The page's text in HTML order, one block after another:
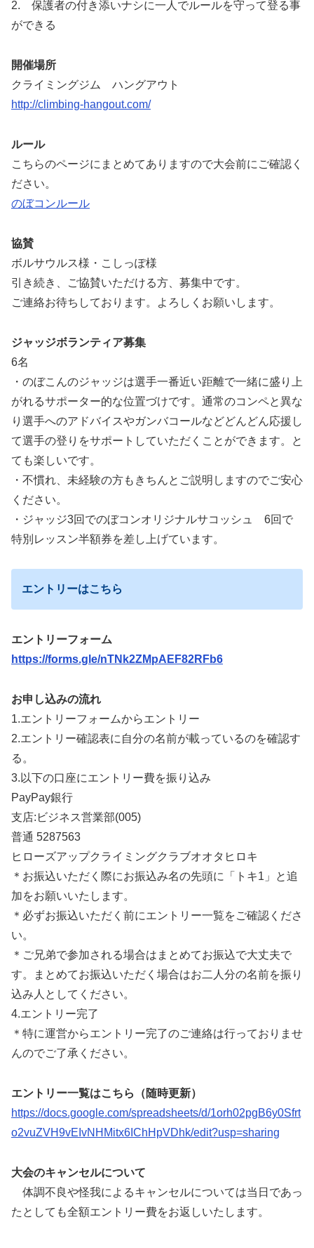
2. 保護者の付き添いナシに一人でルールを守って登る事
ができる
開催場所
クライミングジム ハングアウト
http://climbing-hangout.com/
ルール
こちらのページにまとめてありますので大会前にご確認く
ださい。
のぼコンルール
協賛
ボルサウルス様・こしっぽ様
引き続き、ご協賛いただける方、募集中です。
ご連絡お待ちしております。よろしくお願いします。
ジャッジボランティア募集
6名
・のぼこんのジャッジは選手一番近い距離で一緒に盛り上
がれるサポーター的な位置づけです。通常のコンペと異な
り選手へのアドバイスやガンバコールなどどんどん応援し
て選手の登りをサポートしていただくことができます。と
ても楽しいです。
・不慣れ、未経験の方もきちんとご説明しますのでご安心
ください。
・ジャッジ3回でのぼコンオリジナルサコッシュ 6回で
特別レッスン半額券を差し上げています。
エントリーはこちら
エントリーフォーム
https://forms.gle/nTNk2ZMpAEF82RFb6
お申し込みの流れ
1.エントリーフォームからエントリー
2.エントリー確認表に自分の名前が載っているのを確認す
る。
3.以下の口座にエントリー費を振り込み
PayPay銀行
支店:ビジネス営業部(005)
普通 5287563
ヒローズアップクライミングクラブオオタヒロキ
＊お振込いただく際にお振込み名の先頭に「トキ1」と追
加をお願いいたします。
＊必ずお振込いただく前にエントリー一覧をご確認くださ
い。
＊ご兄弟で参加される場合はまとめてお振込で大丈夫で
す。まとめてお振込いただく場合はお二人分の名前を振り
込み人としてください。
4.エントリー完了
＊特に運営からエントリー完了のご連絡は行っておりませ
んのでご了承ください。
エントリー一覧はこちら（随時更新）
https://docs.google.com/spreadsheets/d/1orh02pgB6y0Sfrt
o2vuZVH9vEIvNHMitx6IChHpVDhk/edit?usp=sharing
大会のキャンセルについて
体調不良や怪我によるキャンセルについては当日であっ
たとしても全額エントリー費をお返しいたします。